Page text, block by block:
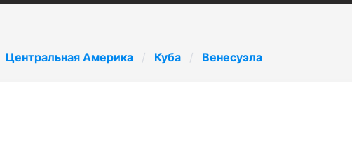
Центральная Америка Куба Венесуэла